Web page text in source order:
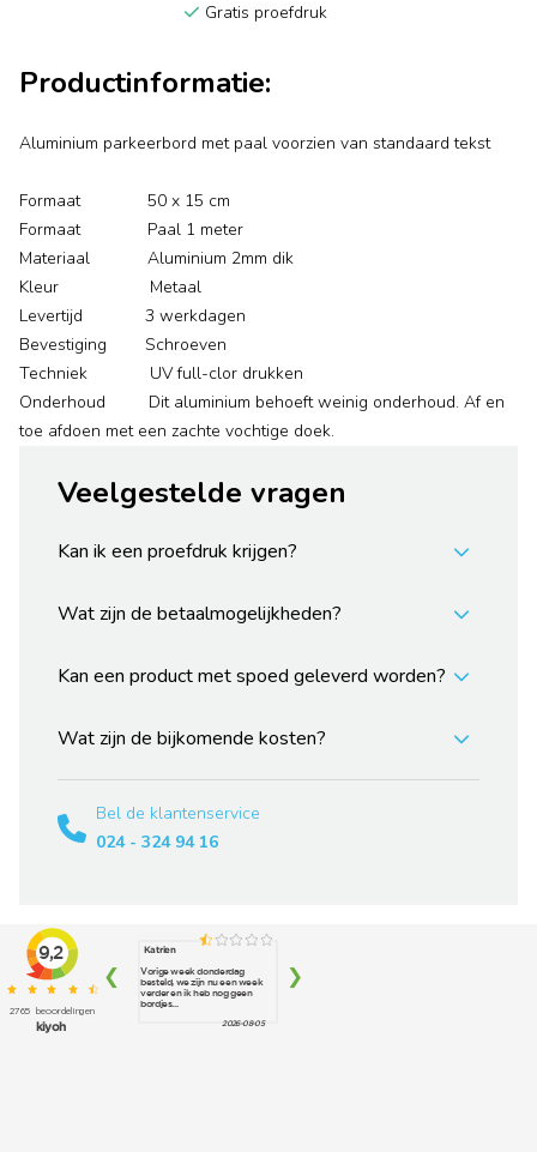
Gratis proefdruk
Productinformatie:
Aluminium parkeerbord met paal voorzien van standaard tekst
Formaat 50 x 15 cm
Formaat Paal 1 meter
Materiaal Aluminium 2mm dik
Kleur Metaal
Levertijd 3 werkdagen
Bevestiging Schroeven
Techniek UV full-clor drukken
Onderhoud Dit aluminium behoeft weinig onderhoud. Af en
toe afdoen met een zachte vochtige doek.
Veelgestelde vragen
Kan ik een proefdruk krijgen?
Wat zijn de betaalmogelijkheden?
Kan een product met spoed geleverd worden?
Wat zijn de bijkomende kosten?
Bel de klantenservice
024 - 324 94 16